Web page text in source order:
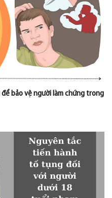
bảo vệ người làm chứng trong